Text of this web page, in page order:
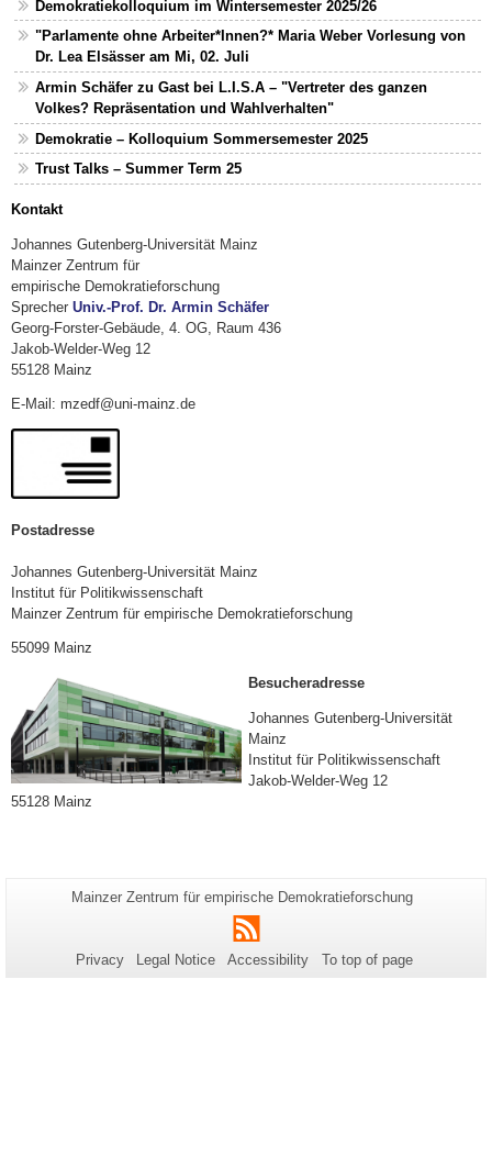
Demokratiekolloquium im Wintersemester 2025/26
"Parlamente ohne Arbeiter*Innen?* Maria Weber Vorlesung von
Dr. Lea Elsässer am Mi, 02. Juli
Armin Schäfer zu Gast bei L.I.S.A – "Vertreter des ganzen
Volkes? Repräsentation und Wahlverhalten"
Demokratie – Kolloquium Sommersemester 2025
Trust Talks – Summer Term 25
Kontakt
Johannes Gutenberg-Universität Mainz
Mainzer Zentrum für
empirische Demokratieforschung
Sprecher Univ.-Prof. Dr. Armin Schäfer
Georg-Forster-Gebäude, 4. OG, Raum 436
Jakob-Welder-Weg 12
55128 Mainz
E-Mail: mzedf@uni-mainz.de
Postadresse
Johannes Gutenberg-Universität Mainz
Institut für Politikwissenschaft
Mainzer Zentrum für empirische Demokratieforschung
55099 Mainz
Besucheradresse
Johannes Gutenberg-Universität
Mainz
Institut für Politikwissenschaft
Jakob-Welder-Weg 12
55128 Mainz
Additional
information
about
this
Page-
Mainzer Zentrum für empirische Demokratieforschung
RSS
Privacy Legal Notice Accessibility To top of page